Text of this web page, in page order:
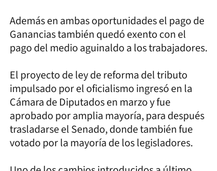
Además en ambas oportunidades el pago de
Ganancias también quedó exento con el
pago del medio aguinaldo a los trabajadores.
El proyecto de ley de reforma del tributo
impulsado por el oficialismo ingresó en la
Cámara de Diputados en marzo y fue
aprobado por amplia mayoría, para después
trasladarse el Senado, donde también fue
votado por la mayoría de los legisladores.